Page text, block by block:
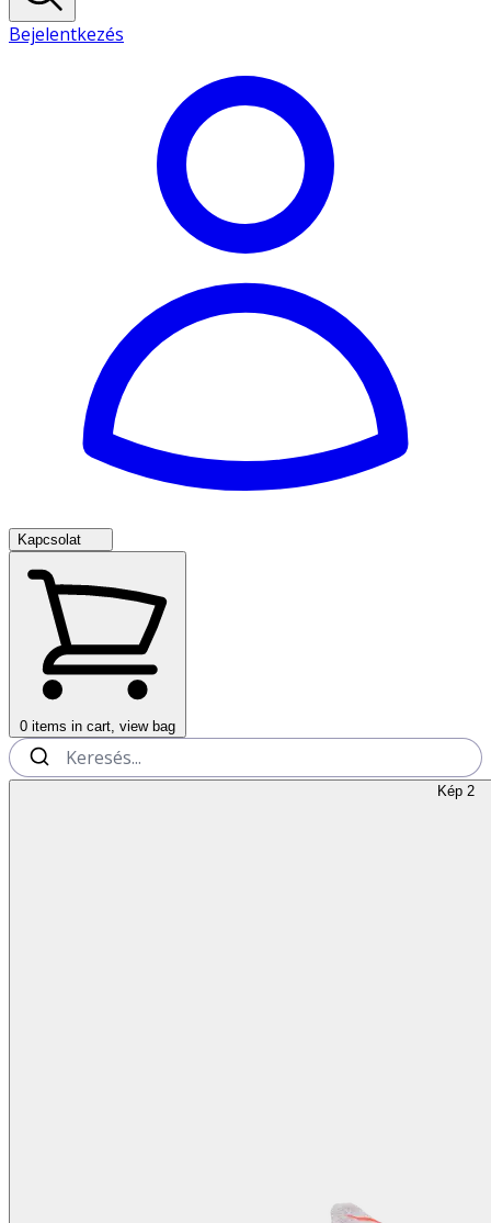
Bejelentkezés
Kapcsolat
0 items in cart, view bag
Kép 2